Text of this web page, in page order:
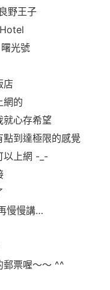
野王子
光號
店
網的
就心存希望
到達極限的感覺
以上網 -_-
慢慢講…
郵票喔～～ ^^